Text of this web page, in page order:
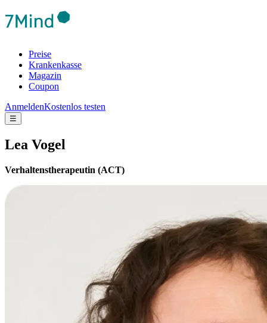
Preise
Krankenkasse
Magazin
Coupon
AnmeldenKostenlos testen
☰
Lea Vogel
Verhaltenstherapeutin (ACT)